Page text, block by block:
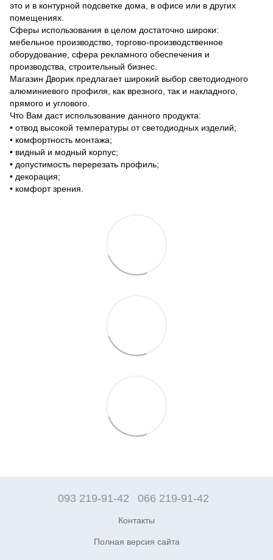
это и в контурной подсветке дома, в офисе или в других
помещениях.
Сферы использования в целом достаточно широки:
мебельное производство, торгово-производственное
оборудование, сфера рекламного обеспечения и
производства, строительный бизнес.
Магазин Дворик предлагает широкий выбор светодиодного
алюминиевого профиля, как врезного, так и накладного,
прямого и углового.
Что Вам даст использование данного продукта:
• отвод высокой температуры от светодиодных изделий;
• комфортность монтажа;
• видный и модный корпус;
• допустимость перерезать профиль;
• декорация;
• комфорт зрения.
093 219-91-42 066 219-91-42
Контакты
Полная версия сайта